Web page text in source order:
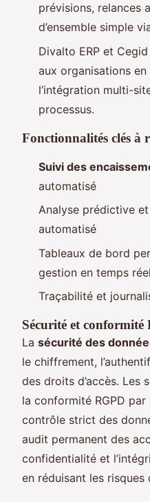
prévisions, relances
d’ensemble simple
Divalto ERP et
aux organisations
l’intégration multi-
processus.
Fonctionnalités clés à
Suivi des
automatisé
Analyse prédictive
automatisé
Tableaux de bord
gestion en temps réel
Traçabilité et
Sécurité et conformité
La sécurité des
le chiffrement,
des droits d’accès. Les
la conformité RGPD
contrôle strict des
audit permanent des
confidentialité et
en réduisant les risques